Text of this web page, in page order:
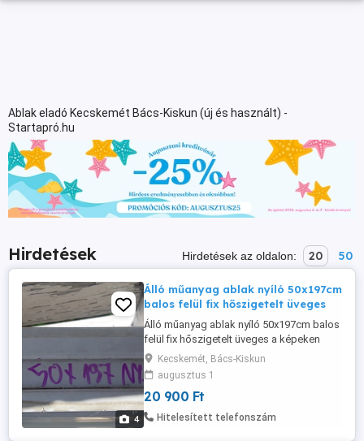
Ablak eladó Kecskemét Bács-Kiskun (új és használt) -
Startapró.hu
Hirdetések Hirdetések az oldalon: 20 50
4
Álló műanyag ablak nyíló 50x197cm
balos felül fix hőszigetelt üveges
Álló műanyag ablak nyíló 50x197cm balos
felül fix hőszigetelt üveges a képeken
látható megkímélt állapotban eladó.
Beépítő méret a címben. Szét is vágható
fix és nyíló ablaknak vagy ajtó mellé
bevilágítónak.
Kecskemét, Bács-Kiskun
augusztus 1
20 900 Ft
Hitelesített telefonszám